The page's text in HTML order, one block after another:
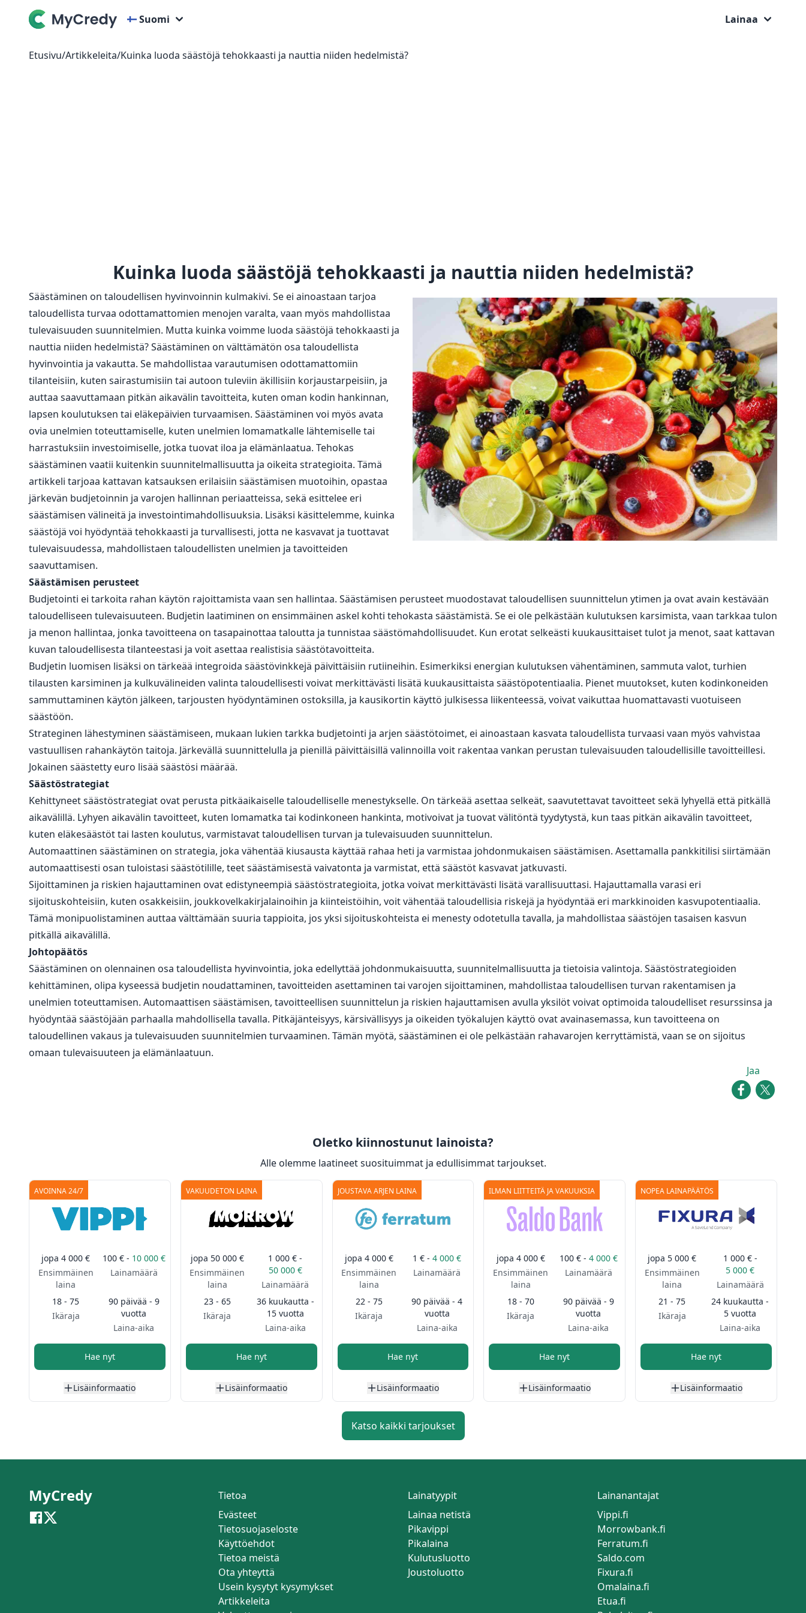
Suomi Lainaa
Etusivu/Artikkeleita/Kuinka luoda säästöjä tehokkaasti ja nauttia niiden hedelmistä?
Kuinka luoda säästöjä tehokkaasti ja nauttia niiden hedelmistä?
Säästäminen on taloudellisen hyvinvoinnin kulmakivi. Se ei ainoastaan tarjoa
taloudellista turvaa odottamattomien menojen varalta, vaan myös mahdollistaa
tulevaisuuden suunnitelmien. Mutta kuinka voimme luoda säästöjä tehokkaasti ja
nauttia niiden hedelmistä? Säästäminen on välttämätön osa taloudellista
hyvinvointia ja vakautta. Se mahdollistaa varautumisen odottamattomiin
tilanteisiin, kuten sairastumisiin tai autoon tuleviin äkillisiin korjaustarpeisiin, ja
auttaa saavuttamaan pitkän aikavälin tavoitteita, kuten oman kodin hankinnan,
lapsen koulutuksen tai eläkepäivien turvaamisen. Säästäminen voi myös avata
ovia unelmien toteuttamiselle, kuten unelmien lomamatkalle lähtemiselle tai
harrastuksiin investoimiselle, jotka tuovat iloa ja elämänlaatua. Tehokas
säästäminen vaatii kuitenkin suunnitelmallisuutta ja oikeita strategioita. Tämä
artikkeli tarjoaa kattavan katsauksen erilaisiin säästämisen muotoihin, opastaa
järkevän budjetoinnin ja varojen hallinnan periaatteissa, sekä esittelee eri
säästämisen välineitä ja investointimahdollisuuksia. Lisäksi käsittelemme, kuinka
säästöjä voi hyödyntää tehokkaasti ja turvallisesti, jotta ne kasvavat ja tuottavat
tulevaisuudessa, mahdollistaen taloudellisten unelmien ja tavoitteiden
saavuttamisen.
Säästämisen perusteet
Budjetointi ei tarkoita rahan käytön rajoittamista vaan sen hallintaa. Säästämisen perusteet muodostavat taloudellisen suunnittelun ytimen ja ovat avain kestävään
taloudelliseen tulevaisuuteen. Budjetin laatiminen on ensimmäinen askel kohti tehokasta säästämistä. Se ei ole pelkästään kulutuksen karsimista, vaan tarkkaa tulon
ja menon hallintaa, jonka tavoitteena on tasapainottaa taloutta ja tunnistaa säästömahdollisuudet. Kun erotat selkeästi kuukausittaiset tulot ja menot, saat kattavan
kuvan taloudellisesta tilanteestasi ja voit asettaa realistisia säästötavoitteita.
Budjetin luomisen lisäksi on tärkeää integroida säästövinkkejä päivittäisiin rutiineihin. Esimerkiksi energian kulutuksen vähentäminen, sammuta valot, turhien
tilausten karsiminen ja kulkuvälineiden valinta taloudellisesti voivat merkittävästi lisätä kuukausittaista säästöpotentiaalia. Pienet muutokset, kuten kodinkoneiden
sammuttaminen käytön jälkeen, tarjousten hyödyntäminen ostoksilla, ja kausikortin käyttö julkisessa liikenteessä, voivat vaikuttaa huomattavasti vuotuiseen
säästöön.
Strateginen lähestyminen säästämiseen, mukaan lukien tarkka budjetointi ja arjen säästötoimet, ei ainoastaan kasvata taloudellista turvaasi vaan myös vahvistaa
vastuullisen rahankäytön taitoja. Järkevällä suunnittelulla ja pienillä päivittäisillä valinnoilla voit rakentaa vankan perustan tulevaisuuden taloudellisille tavoitteillesi.
Jokainen säästetty euro lisää säästösi määrää.
Säästöstrategiat
Kehittyneet säästöstrategiat ovat perusta pitkäaikaiselle taloudelliselle menestykselle. On tärkeää asettaa selkeät, saavutettavat tavoitteet sekä lyhyellä että pitkällä
aikavälillä. Lyhyen aikavälin tavoitteet, kuten lomamatka tai kodinkoneen hankinta, motivoivat ja tuovat välitöntä tyydytystä, kun taas pitkän aikavälin tavoitteet,
kuten eläkesäästöt tai lasten koulutus, varmistavat taloudellisen turvan ja tulevaisuuden suunnittelun.
Automaattinen säästäminen on strategia, joka vähentää kiusausta käyttää rahaa heti ja varmistaa johdonmukaisen säästämisen. Asettamalla pankkitilisi siirtämään
automaattisesti osan tuloistasi säästötilille, teet säästämisestä vaivatonta ja varmistat, että säästöt kasvavat jatkuvasti.
Sijoittaminen ja riskien hajauttaminen ovat edistyneempiä säästöstrategioita, jotka voivat merkittävästi lisätä varallisuuttasi. Hajauttamalla varasi eri
sijoituskohteisiin, kuten osakkeisiin, joukkovelkakirjalainoihin ja kiinteistöihin, voit vähentää taloudellisia riskejä ja hyödyntää eri markkinoiden kasvupotentiaalia.
Tämä monipuolistaminen auttaa välttämään suuria tappioita, jos yksi sijoituskohteista ei menesty odotetulla tavalla, ja mahdollistaa säästöjen tasaisen kasvun
pitkällä aikavälillä.
Johtopäätös
Säästäminen on olennainen osa taloudellista hyvinvointia, joka edellyttää johdonmukaisuutta, suunnitelmallisuutta ja tietoisia valintoja. Säästöstrategioiden
kehittäminen, olipa kyseessä budjetin noudattaminen, tavoitteiden asettaminen tai varojen sijoittaminen, mahdollistaa taloudellisen turvan rakentamisen ja
unelmien toteuttamisen. Automaattisen säästämisen, tavoitteellisen suunnittelun ja riskien hajauttamisen avulla yksilöt voivat optimoida taloudelliset resurssinsa ja
hyödyntää säästöjään parhaalla mahdollisella tavalla. Pitkäjänteisyys, kärsivällisyys ja oikeiden työkalujen käyttö ovat avainasemassa, kun tavoitteena on
taloudellinen vakaus ja tulevaisuuden suunnitelmien turvaaminen. Tämän myötä, säästäminen ei ole pelkästään rahavarojen kerryttämistä, vaan se on sijoitus
omaan tulevaisuuteen ja elämänlaatuun.
Jaa
Oletko kiinnostunut lainoista?
Alle olemme laatineet suosituimmat ja edullisimmat tarjoukset.
AVOINNA 24/7
jopa4 000 €
Ensimmäinen
laina
100 € - 10 000 €
Lainamäärä
18 - 75
Ikäraja
90 päivää - 9
vuotta
Laina-aika
Hae nyt
Lisäinformaatio
VAKUUDETON LAINA
jopa 50 000 €
Ensimmäinen
laina
1 000 € -
50 000 €
Lainamäärä
23 - 65
Ikäraja
36 kuukautta -
15 vuotta
Laina-aika
Hae nyt
Lisäinformaatio
JOUSTAVA ARJEN LAINA
jopa 4 000 €
Ensimmäinen
laina
1 € -4 000 €
Lainamäärä
22 - 75
Ikäraja
90 päivää - 4
vuotta
Laina-aika
Hae nyt
Lisäinformaatio
ILMAN LIITTEITÄ JA VAKUUKSIA
jopa 4 000 €
Ensimmäinen
laina
100 € - 4 000 €
Lainamäärä
18 - 70
Ikäraja
90 päivää - 9
vuotta
Laina-aika
Hae nyt
Lisäinformaatio
NOPEA LAINAPÄÄTÖS
jopa 5 000 €
Ensimmäinen
laina
1 000 € -
5 000 €
Lainamäärä
21 - 75
Ikäraja
24 kuukautta -
5 vuotta
Laina-aika
Hae nyt
Lisäinformaatio
Katso kaikki tarjoukset
MyCredy
Tietoa
Evästeet
Tietosuojaseloste
Käyttöehdot
Tietoa meistä
Ota yhteyttä
Usein kysytyt kysymykset
Artikkeleita
Lainatyypit
Lainaa netistä
Pikavippi
Pikalaina
Kulutusluotto
Joustoluotto
Lainanantajat
Vippi.fi
Morrowbank.fi
Ferratum.fi
Saldo.com
Fixura.fi
Omalaina.fi
Etua.fi